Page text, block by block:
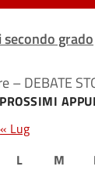
secondo grado
DEBATE
PROSSIMI
L M
« Lug